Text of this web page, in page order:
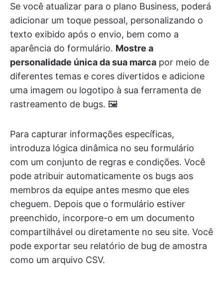
Se você atualizar para o plano Business, poderá
adicionar um toque pessoal, personalizando o
texto exibido após o envio, bem como a
aparência do formulário. Mostre a
personalidade única da sua marca por meio de
diferentes temas e cores divertidos e adicione
uma imagem ou logotipo à sua ferramenta de
rastreamento de bugs. 🖼️
Para capturar informações específicas,
introduza lógica dinâmica no seu formulário
com um conjunto de regras e condições. Você
pode atribuir automaticamente os bugs aos
membros da equipe antes mesmo que eles
cheguem. Depois que o formulário estiver
preenchido, incorpore-o em um documento
compartilhável ou diretamente no seu site. Você
pode exportar seu relatório de bug de amostra
como um arquivo CSV.